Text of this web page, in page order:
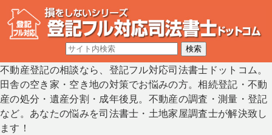
不動産登記の相談なら、登記フル対応司法書士ドットコム。
田舎の空き家・空き地の対策でお悩みの方。相続登記・不動
産の処分・遺産分割・成年後見。不動産の調査・測量・登記
など。あなたの悩みを司法書士・土地家屋調査士が解決致し
ます！